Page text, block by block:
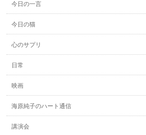
今日の一言
今日の猫
心のサプリ
日常
映画
海原純子のハート通信
講演会